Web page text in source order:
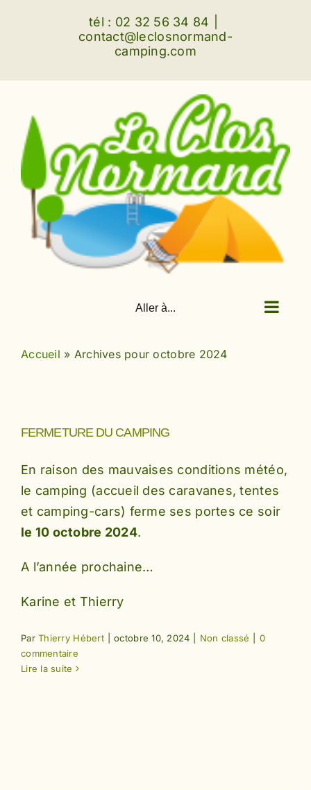
tél : 02 32 56 34 84
contact@leclosnormand-
camping.com
Aller à...
Accueil » Archives pour octobre 2024
FERMETURE DU CAMPING
En raison des mauvaises conditions météo,
le camping (accueil des caravanes, tentes
et camping-cars) ferme ses portes ce soir
le 10 octobre 2024.
A l’année prochaine…
Karine et Thierry
ParThierry Hébert octobre 10, 2024 Non classé
0
commentaire
Lire la suite